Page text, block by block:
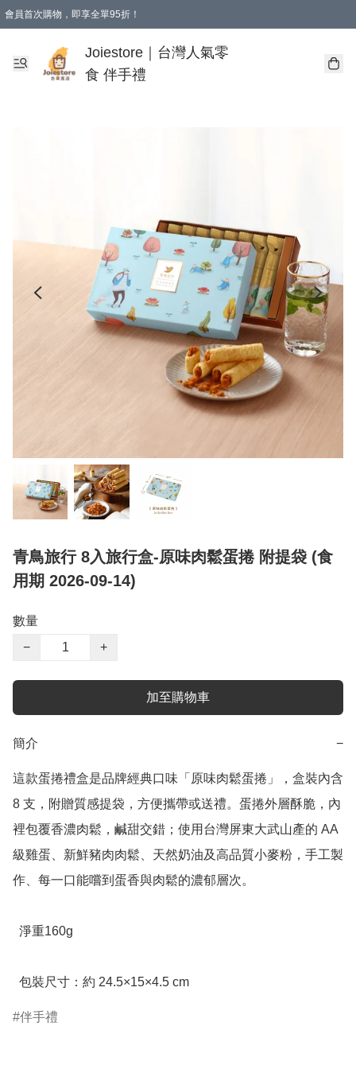
會員首次購物，即享全單95折！
購物滿 HKD 350.00即享免運費優惠！（適用於 本地送貨、本地取貨 )
Joiestore｜台灣人氣零
食 伴手禮
青鳥旅行 8入旅行盒-原味肉鬆蛋捲 附提袋 (食
用期 2026-09-14)
數量
−
+
加至購物車
簡介 −
這款蛋捲禮盒是品牌經典口味「原味肉鬆蛋捲」，盒裝內含
8 支，附贈質感提袋，方便攜帶或送禮。蛋捲外層酥脆，內
裡包覆香濃肉鬆，鹹甜交錯；使用台灣屏東大武山產的 AA
級雞蛋、新鮮豬肉肉鬆、天然奶油及高品質小麥粉，手工製
作、每一口能嚐到蛋香與肉鬆的濃郁層次。
  包裝尺寸：約 24.5×15×4.5 cm
伴手禮